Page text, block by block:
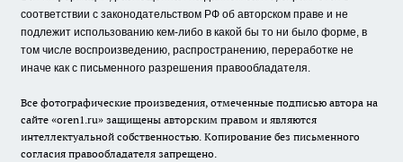
соответствии с законодательством РФ об авторском праве и не
подлежит использованию кем-либо в какой бы то ни было форме, в
том числе воспроизведению, распространению, переработке не
иначе как с письменного разрешения правообладателя.
Все фотографические произведения, отмеченные подписью автора на
сайте «oren1.ru» защищены авторским правом и являются
интеллектуальной собственностью. Копирование без письменного
согласия правообладателя запрещено.